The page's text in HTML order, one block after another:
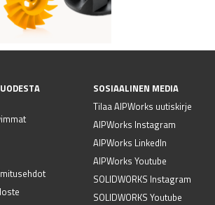
SOSIAALINEN MEDIA
Tilaa AIPWorks uutiskirje
AIPWorks Instagram
AIPWorks LinkedIn
AIPWorks Youtube
SOLIDWORKS Instagram
SOLIDWORKS Youtube